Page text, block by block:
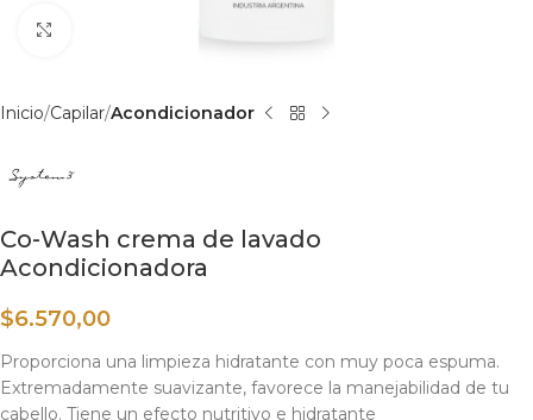
Inicio Capilar Acondicionador
Co-Wash crema de lavado
Acondicionadora
$6.570,00
Proporciona una limpieza hidratante con muy poca espuma.
Extremadamente suavizante, favorece la manejabilidad de tu
cabello. Tiene un efecto nutritivo e hidratante